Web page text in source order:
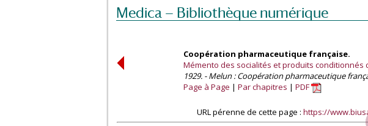
Medica — Bibliothèque numérique
Coopération pharmaceutique française.
Mémento des socialités et produits conditionnés
1929. - Melun : Coopération pharmaceutique
Page à Page
Par chapitres PDF
URL pérenne de cette page : https://